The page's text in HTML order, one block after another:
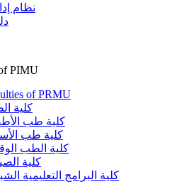
نظام
PIMU
of PRMU
كلية
كلية طب
كلية طب
كلية الطب
كلية
كلية البرامج التعليمية